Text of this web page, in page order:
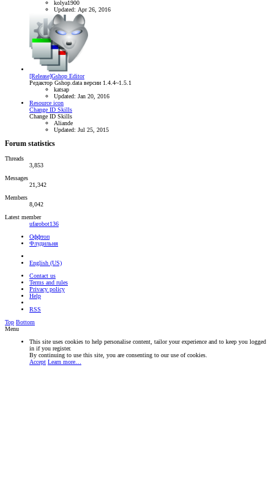
kolya1900
Updated: Apr 26, 2016
[Release]Gshop Editor
Редактор Gshop.data версии 1.4.4~1.5.1
katsap
Updated: Jan 20, 2016
Resource icon
Change ID Skills
Change ID Skills
Aliande
Updated: Jul 25, 2015
Forum statistics
Threads
3,853
Messages
21,342
Members
8,042
Latest member
ufarobot136
Оффтоп
Флудильня
English (US)
Contact us
Terms and rules
Privacy policy
Help
RSS
Top Bottom
Menu
This site uses cookies to help personalise content, tailor your experience and to keep you logged
in if you register.
By continuing to use this site, you are consenting to our use of cookies.
Accept Learn more…